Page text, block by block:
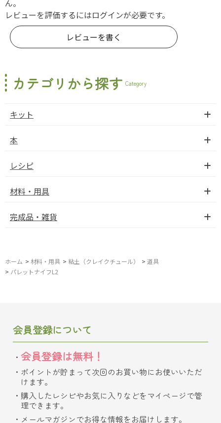
ん。
レビューを評価するにはログインが必要です。
レビューを書く
カテゴリから探す Category
キット
本
レシピ
材料・用具
完成品・雑貨
ホーム > 材料・用具 > 粘土（クレイクチュール） > 道具
> パレットナイフL2
会員登録について
会員登録は無料！
ポイントが貯まって次回のお買い物にお使いいただ
けます。
購入したレシピやお気に入りなどをマイページで管
理できます。
メールマガジンでお得な情報をお届けします。